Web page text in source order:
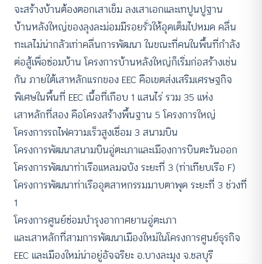
จะสร้างบ้านต้องตอกเสาเข็ม ลงเสาเอกและเทปูนปูฐาน
บ้านหลังใหญ่ของลุงละม่อมมีรอยรั่วให้อุดเต็มไปหมด คลื่น
ทะเลไม่น่ากลัวเท่าคลื่นการพัฒนา ในขณะที่คนในพื้นที่กำลัง
ต่อสู้เพื่อซ่อมบ้าน โครงการบ้านหลังใหญ่ก็เริ่มก่อสร้างเช่น
กัน ภายใต้เสาหลักแรกของ EEC คือเขตส่งเสริมเศรษฐกิจ
พิเศษในพื้นที่ EEC เนื้อที่เกือบ 1 แสนไร่ รวม 35 แห่ง
เสาหลักที่สอง คือโครงสร้างพื้นฐาน 5 โครงการใหญ่
โครงการรถไฟความเร็วสูงเชื่อม 3 สนามบิน
โครงการพัฒนาสนามบินอู่ตะเภาและเมืองการบินตะวันออก
โครงการพัฒนาท่าเรือแหลมฉบัง ระยะที่ 3 (ท่าเทียบเรือ F)
โครงการพัฒนาท่าเรืออุตสาหกรรมมาบตาพุด ระยะที่ 3 ช่วงที่
1
โครงการศูนย์ซ่อมบำรุงอากาศยานอู่ตะเภา
และเสาหลักที่สามการพัฒนาเมืองใหม่ในโครงการศูนย์ธุรกิจ
EEC และเมืองใหม่น่าอยู่อัจฉริยะ อ.บางละมุง จ.ชลบุรี